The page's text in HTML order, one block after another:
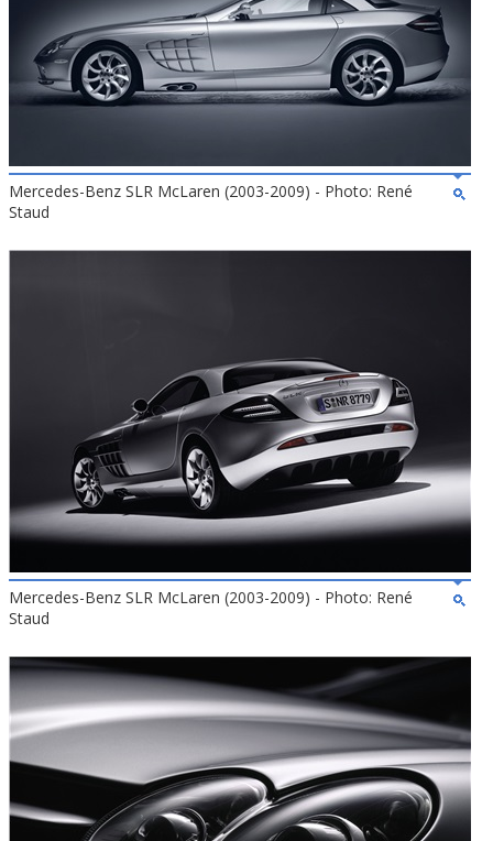
Mercedes-Benz SLR McLaren (2003-2009) - Photo: René
Staud
Mercedes-Benz SLR McLaren (2003-2009) - Photo: René
Staud